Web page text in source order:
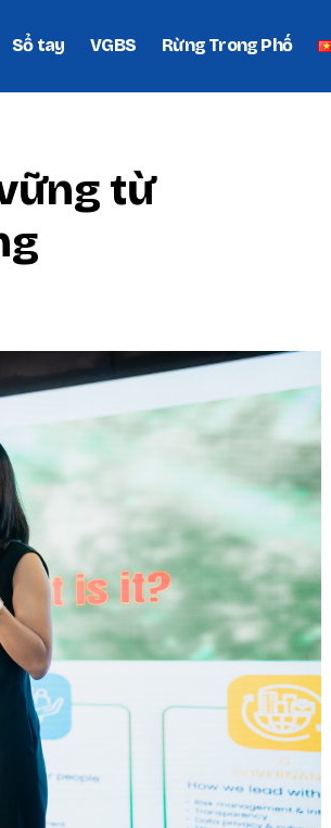
Sổ tay VGBS Rừng Trong Phố
từ